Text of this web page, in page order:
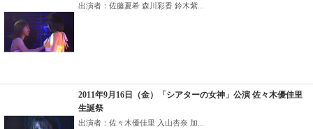
出演者：佐藤夏希 森川彩香 鈴木紫...
2011年9月16日（金）「シアターの女神」公演 佐々木優佳里
生誕祭
出演者：佐々木優佳里 入山杏奈 加...